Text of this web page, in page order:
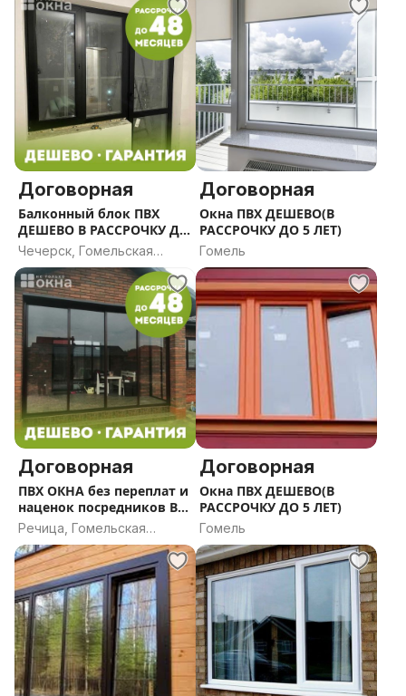
Договорная
Балконный блок ПВХ
ДЕШЕВО В РАССРОЧКУ ДО
5 ЛЕТ
Чечерск, Гомельская
область
Договорная
Окна ПВХ ДЕШЕВО(В
РАССРОЧКУ ДО 5 ЛЕТ)
Гомель
Договорная
ПВХ ОКНА без переплат и
наценок посредников В
РАССРОЧКУ ДО 5 ЛЕТ
Речица, Гомельская
область
Договорная
Окна ПВХ ДЕШЕВО(В
РАССРОЧКУ ДО 5 ЛЕТ)
Гомель